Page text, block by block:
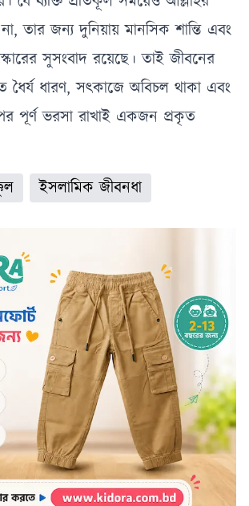
না, তার জন্য দুনিয়ায় মানসিক শান্তি এবং
সুসংবাদ রয়েছে। তাই জীবনের
ধৈর্য ধারণ, সৎকাজে অবিচল থাকা এবং
পূর্ণ ভরসা রাখাই একজন প্রকৃত
ইসলামিক জীবনধা